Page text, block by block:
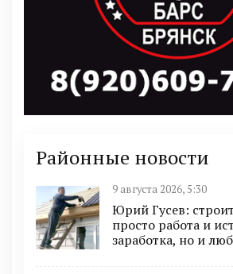
Районные новости
9 августа 2026, 5:30
Юрий Гусев:
просто работа и
заработка, но и